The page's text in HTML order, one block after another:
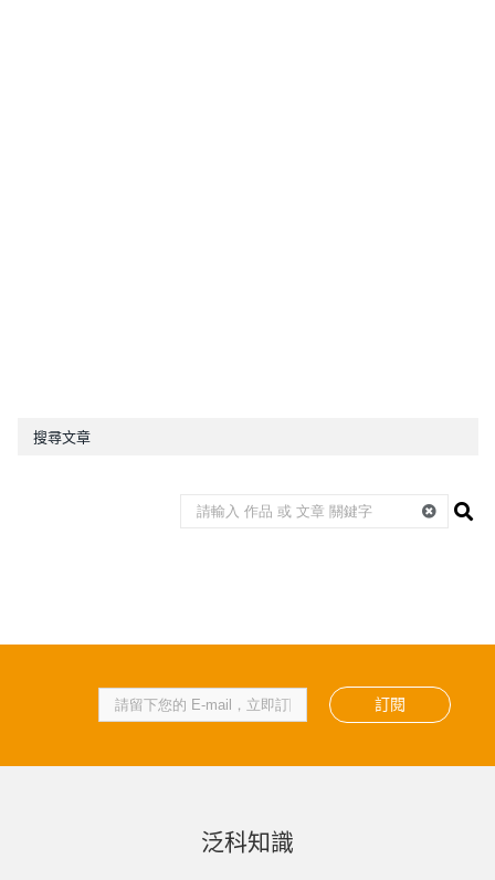
搜尋文章
訂閱
泛科知識